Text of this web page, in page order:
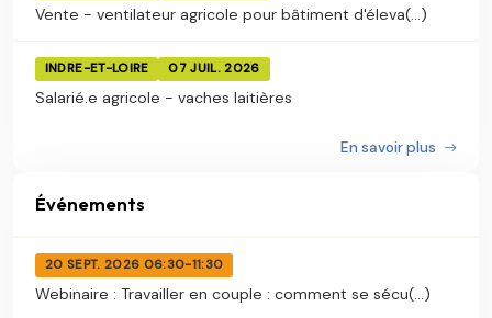
Vente - ventilateur agricole pour bâtiment d'éleva(...)
INDRE-ET-LOIRE 07 JUIL. 2026
Salarié.e agricole - vaches laitières
En savoir plus
Événements
20 SEPT. 2026 06:30-11:30
Webinaire : Travailler en couple : comment se sécu(...)